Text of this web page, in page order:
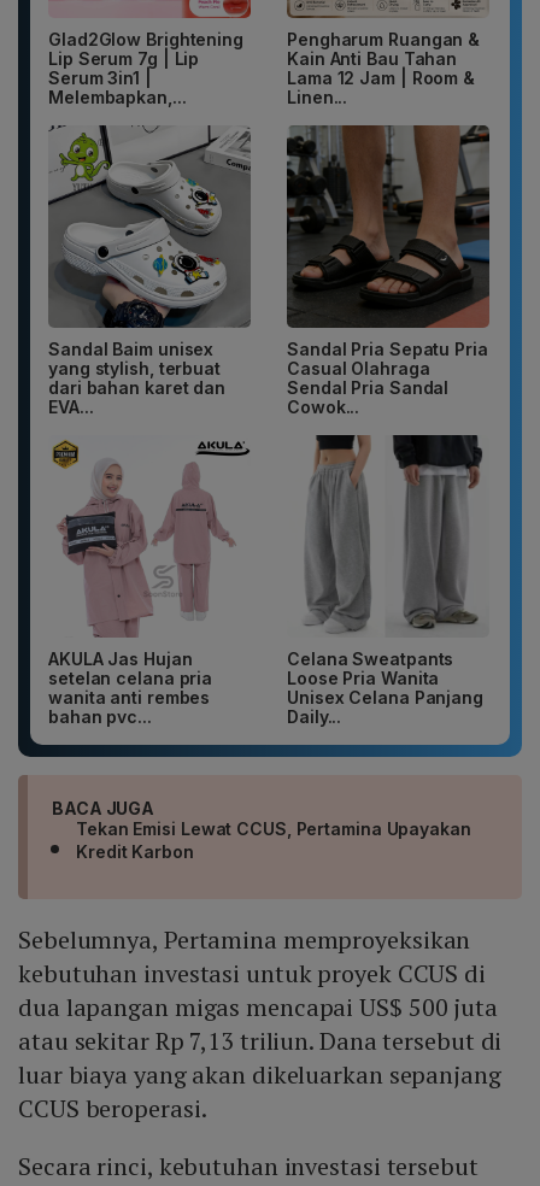
Glad2Glow Brightening
Lip Serum 7g | Lip
Serum 3in1 |
Melembapkan,...
Pengharum Ruangan &
Kain Anti Bau Tahan
Lama 12 Jam | Room &
Linen...
Sandal Baim unisex
yang stylish, terbuat
dari bahan karet dan
EVA...
Sandal Pria Sepatu Pria
Casual Olahraga
Sendal Pria Sandal
Cowok...
AKULA Jas Hujan
setelan celana pria
wanita anti rembes
bahan pvc...
Celana Sweatpants
Loose Pria Wanita
Unisex Celana Panjang
Daily...
BACA JUGA
Tekan Emisi Lewat CCUS, Pertamina Upayakan
Kredit Karbon
Sebelumnya, Pertamina memproyeksikan
kebutuhan investasi untuk proyek CCUS di
dua lapangan migas mencapai US$ 500 juta
atau sekitar Rp 7,13 triliun. Dana tersebut di
luar biaya yang akan dikeluarkan sepanjang
CCUS beroperasi.
Secara rinci, kebutuhan investasi tersebut